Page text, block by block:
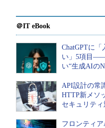
＠IT eBook
ChatGPTに
い」5項目
い“生成AIの
API設計の常
HTTP新メソ
セキュリテ
フロンティ